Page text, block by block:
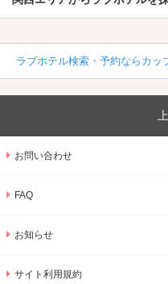
ラブホテル検索・予約ならカッ
お問い合わせ
FAQ
お知らせ
サイト利用規約